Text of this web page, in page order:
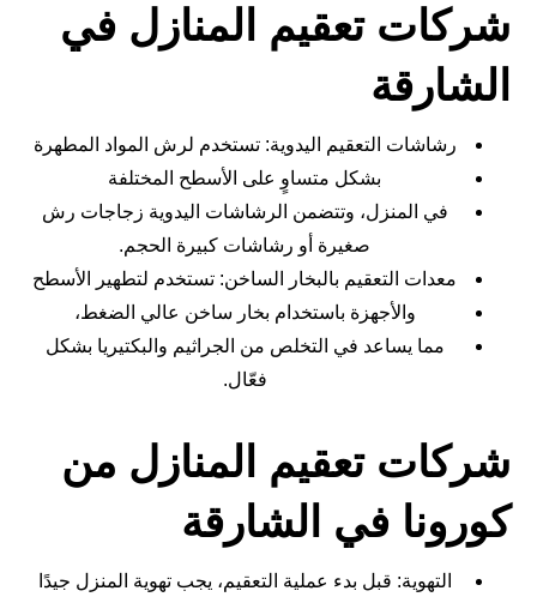
شركات تعقيم المنازل في
الشارقة
رشاشات التعقيم اليدوية: تستخدم لرش المواد المطهرة
بشكل متساوٍ على الأسطح المختلفة
في المنزل، وتتضمن الرشاشات اليدوية زجاجات رش
صغيرة أو رشاشات كبيرة الحجم.
معدات التعقيم بالبخار الساخن: تستخدم لتطهير الأسطح
والأجهزة باستخدام بخار ساخن عالي الضغط،
مما يساعد في التخلص من الجراثيم والبكتيريا بشكل
فعّال.
شركات تعقيم المنازل من
كورونا في الشارقة
التهوية: قبل بدء عملية التعقيم، يجب تهوية المنزل جيدًا